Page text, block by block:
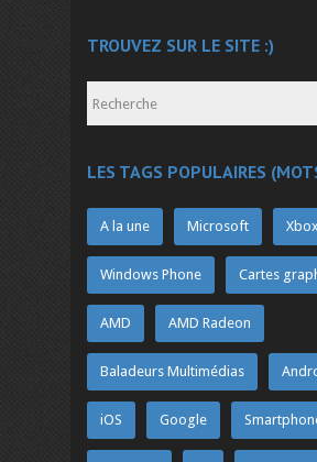
TROUVEZ SUR LE SITE :)
LES TAGS POPULAIRES
A la une Microsoft Xbox
Windows Phone Cartes
AMD AMD Radeon
Baladeurs Multimédias
iOS Google